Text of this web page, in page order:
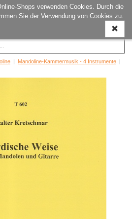
Shops verwenden Cookies. Durch die
Sie der Verwendung von Cookies zu.
ein-/
| Mandoline-Kammermusik - 4 Instrumente |